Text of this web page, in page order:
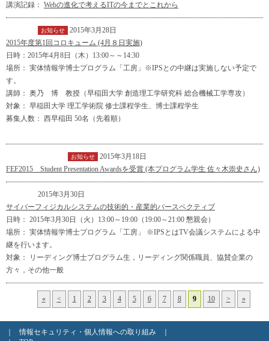
講演記録： Webの進化で考えるITの今までとこれから
お知らせ
2015年3月28日
2015年度第1回コロキューム (4月８日実施)
日時：2015年4月8日（木）13:00～～14:30
場所： 実体情報学博士プログラム「工房」※IPSとの中継は実施しない予定で
す。
講師： 奥乃 博 教授（早稲田大学 創造理工学研究科 総合機械工学専攻）
対象： 早稲田大学 理工学術院 修士課程学生、博士課程学生
募集人数： 西早稲田 50名（先着順）
お知らせ
2015年3月18日
FEF2015 Student Presentation Awardsを受賞 (本プログラム学生 佐々木崇史さん)
2015年3月30日
サイバーフィジカルシステムの技術的・産業的パースペクティブ
日時： 2015年3月30日（火）13:00～19:00（19:00～21:00 懇親会）
場所： 実体情報学博士プログラム「工房」 ※IPSとはTV会議システムによる中
継を行います。
対象： リーディング博士プログラム生，リーディング関係職員、協賛企業の
方々，その他一般
« < 1 2 3 4 5 6 7 8 9 10 > »
情報セキュリティ・個人情報への取り組み